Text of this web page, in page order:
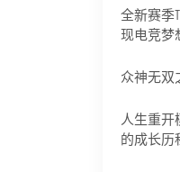
全新赛季
现电竞梦
众神无双
人生重开
的成长历